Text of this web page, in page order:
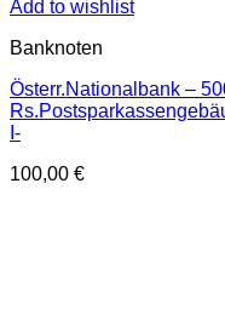
Add to wishlist
Banknoten
Österr.Nationalbank –
I-
100,00 €